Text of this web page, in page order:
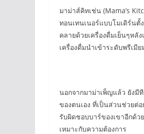
มาม่าส์คิทเช่น (Mama’s
ทอนเทนเนอร์แบบโมเดิร์นตั้
คลายด้วยเครื่องดื่มเย็นๆหลั
เครื่องดื่มนำเข้าระดับพรีเ
นอกจากมาม่าเพ็ญแล้ว ยังมี
ของตนเอง ที่เป็นส่วนช่วยต่
รับผิดชอบบาร์ของเขาอีกด้
เหมาะกับความต้องการ